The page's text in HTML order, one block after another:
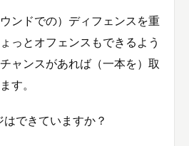
ンドでの）ディフェンスを重
っとオフェンスもできるよう
ャンスがあれば（一本を）取
す。
できていますか？